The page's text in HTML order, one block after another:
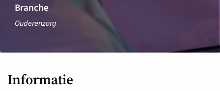
Branche
Ouderenzorg
Informatie